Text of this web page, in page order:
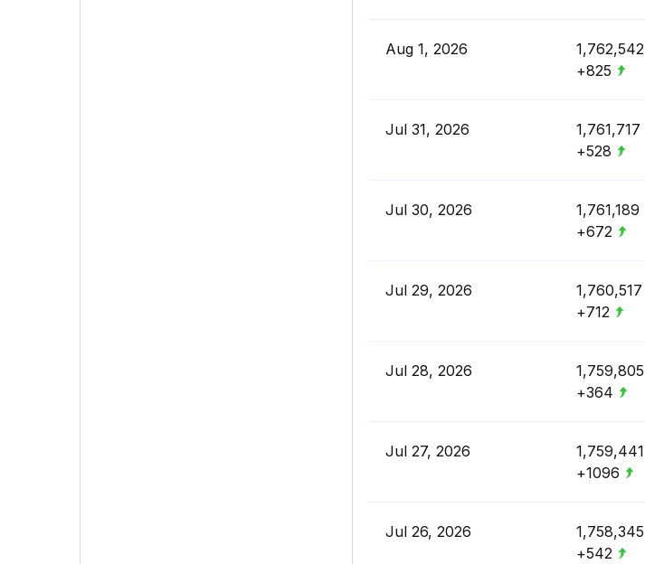
Aug 1, 2026
1,762,542
+825
Jul 31, 2026
1,761,717
+528
Jul 30, 2026
1,761,189
+672
Jul 29, 2026
1,760,517
+712
Jul 28, 2026
1,759,805
+364
Jul 27, 2026
1,759,441
+1096
Jul 26, 2026
1,758,345
+542